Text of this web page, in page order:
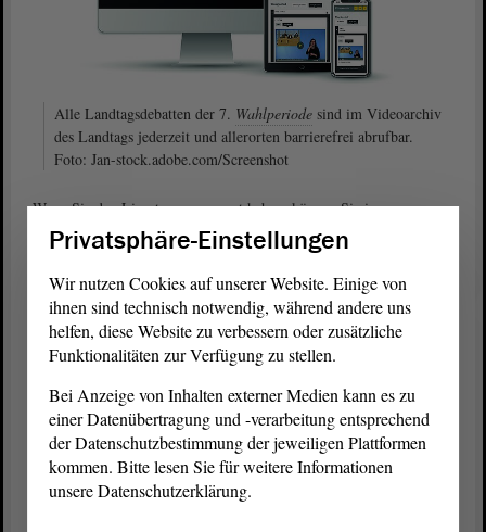
Alle Landtagsdebatten der 7. Wahlperiode sind im Videoarchiv
des Landtags jederzeit und allerorten barrierefrei abrufbar.
Foto: Jan-stock.adobe.com/Screenshot
Wenn Sie den Livestream verpasst haben, können Sie in unser
Archiv schauen. Das ist ein Ort auf der Internetseite, wo alle
Landtags-Sitzungen gespeichert sind. Alle Menschen können die
Videos rund um die Uhr nutzen.
Zum Landtags-Archiv
Außerdem gibt es jede Menge allgemeine Informationen auf unserer
Internetseite. Sie erfahren zum Beispiel: Wer sind die 97
Abgeordneten im Landtag? Wie funktionieren Wahlen? Was macht
der Landtagspräsident? Und wie können Sie Petitionen (Bitten und
Beschwerden) einreichen? Viele dieser Informationen gibt es auch in
Leichter Sprache.
Privatsphäre-Einstellungen
Wir nutzen Cookies auf unserer Website. Einige von
ihnen sind technisch notwendig, während andere uns
helfen, diese Website zu verbessern oder zusätzliche
Funktionalitäten zur Verfügung zu stellen.
Bei Anzeige von Inhalten externer Medien kann es zu
einer Datenübertragung und -verarbeitung entsprechend
der Datenschutzbestimmung der jeweiligen Plattformen
kommen. Bitte lesen Sie für weitere Informationen
unsere Datenschutzerklärung.